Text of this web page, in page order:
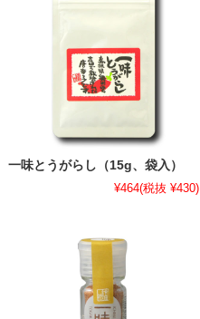
一味とうがらし（15g、袋入）
¥464(税抜 ¥430)